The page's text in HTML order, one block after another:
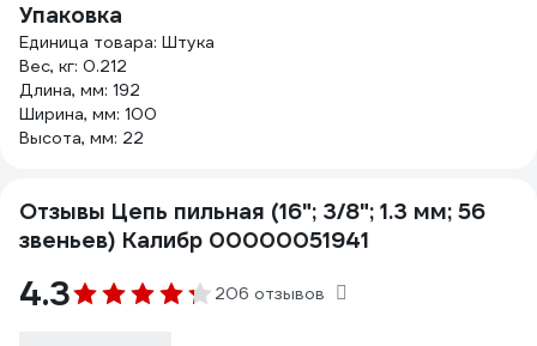
Упаковка
Единица товара: Штука
Вес, кг: 0.212
Длина, мм: 192
Ширина, мм: 100
Высота, мм: 22
Отзывы Цепь пильная (16"; 3/8"; 1.3 мм; 56
звеньев) Калибр 00000051941
4.3 206 отзывов